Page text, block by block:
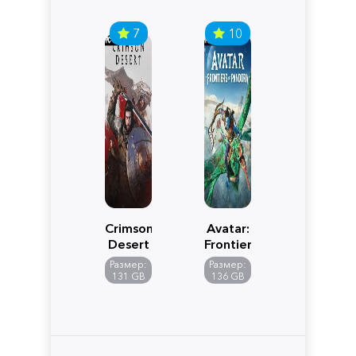
7
Crimson
Desert
Размер:
131 GB
10
Avatar:
Frontiers
of
Pandora
Размер:
136 GB